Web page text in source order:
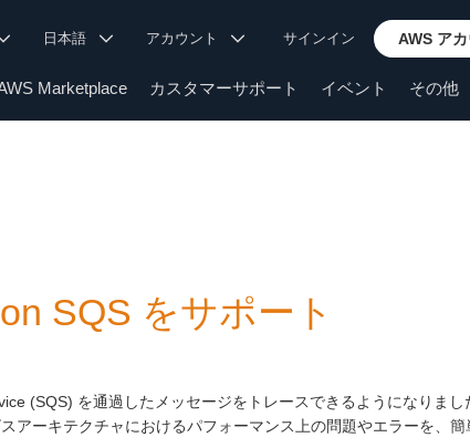
日本語 アカウント サインイン AWS ア
Marketplace カスタマーサポート イベント その他
SQS をサポート
(SQS) を通過したメッセージをトレースできるようになりまし
アーキテクチャにおけるパフォーマンス上の問題やエラーを、簡